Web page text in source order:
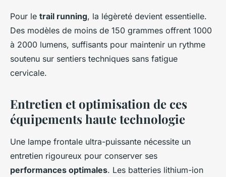
Pour le trail running, la légèreté devient essentielle.
Des modèles de moins de 150 grammes offrent 1000
à 2000 lumens, suffisants pour maintenir un rythme
soutenu sur sentiers techniques sans fatigue
cervicale.
Entretien et optimisation de ces
équipements haute technologie
Une lampe frontale ultra-puissante nécessite un
entretien rigoureux pour conserver ses
performances optimales. Les batteries lithium-ion